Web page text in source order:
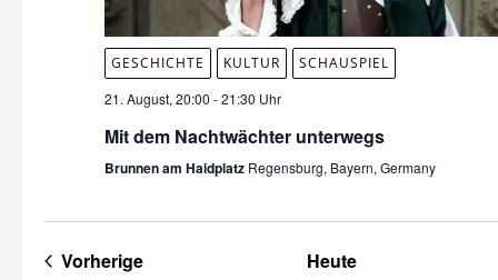
GESCHICHTE KULTUR
SCHAUSPIEL
21. August, 20:00 -21:30 Uhr
Mit dem Nachtwächter unterwegs
Brunnen am Haidplatz Regensburg, Bayern, Germany
VorherigeVeranstaltungen Heute